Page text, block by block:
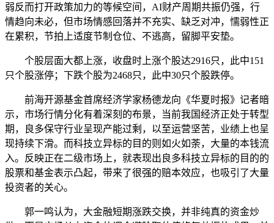
弱反而打开政策加力的等候空间，AI财产周期共振仍强，行
情趋向未必，但市场情感回落并不充实、缺乏对冲，懦弱性正
在累积，节拍上适度节制仓位、不逃高，留脚平安垫。
个股层面大都上涨，收盘时上涨个股达2916只，此中151
只个股涨停；下跌个股为2468只，此中30只个股跌停。
前海开源基金首席经济学家杨德龙向《华夏时报》记者暗
示，市场行情分化有着深刻的布景，当前我国经济正处于转型
期，良多保守行业呈现产能过剩，以至运营坚苦，业绩上也呈
现持续下滑。而科技立异标的目的则如火如荼，大量的本钱流
入。反映正在二级市场上，就表现出良多科技立异标的目的的
股票和基金表示凸起，带来了很强的赔本效应，也吸引了大量
投资者的关心。
郭一鸣认为，大金融短期涨跌交换，并非纯真的资金炒